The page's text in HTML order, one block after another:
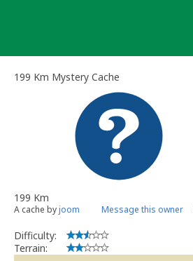
199 Km Mystery Cache
199 Km
A cache byjoom Message this owner
Difficulty:
Terrain: